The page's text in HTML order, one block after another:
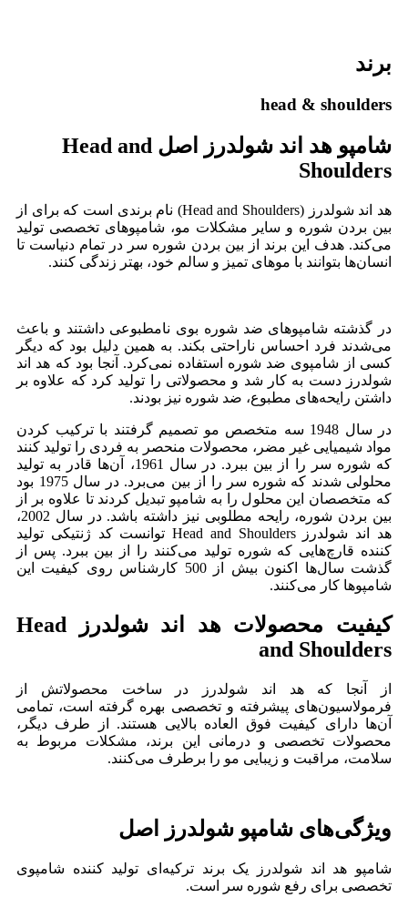
برند
head & shoulders
شامپو هد اند شولدرز اصل Head and
Shoulders
هد اند شولدرز (Head and Shoulders) نام برندی است که برای از
بین بردن شوره و سایر مشکلات مو، شامپوهای تخصصی تولید
می‌کند. هدف این برند از بین بردن شوره سر در تمام دنیاست تا
انسان‌ها بتوانند با موهای تمیز و سالم خود، بهتر زندگی کنند.
در گذشته شامپوهای ضد شوره بوی نامطبوعی داشتند و باعث
می‌شدند فرد احساس ناراحتی بکند. به همین دلیل بود که دیگر
کسی از شامپوی ضد شوره استفاده نمی‌کرد. آنجا بود که هد اند
شولدرز دست به کار شد و محصولاتی را تولید کرد که علاوه بر
داشتن رایحه‌های مطبوع، ضد شوره نیز بودند.
در سال 1948 سه متخصص مو تصمیم گرفتند با ترکیب کردن
مواد شیمیایی غیر مضر، محصولات منحصر به فردی را تولید کنند
که شوره سر را از بین ببرد. در سال 1961، آن‌ها قادر به تولید
محلولی شدند که شوره سر را از بین می‌برد. در سال 1975 بود
که متخصصان این محلول را به شامپو تبدیل کردند تا علاوه بر از
بین بردن شوره، رایحه مطلوبی نیز داشته باشد. در سال 2002،
هد اند شولدرز Head and Shoulders توانست کد ژنتیکی تولید
کننده قارچ‌هایی که شوره تولید می‌کنند را از بین ببرد. پس از
گذشت سال‌ها اکنون بیش از 500 کارشناس روی کیفیت این
شامپوها کار می‌کنند.
کیفیت محصولات هد اند شولدرز Head
and Shoulders
از آنجا که هد اند شولدرز در ساخت محصولاتش از
فرمولاسیون‌های پیشرفته و تخصصی بهره گرفته است، تمامی
آن‌ها دارای کیفیت فوق العاده بالایی هستند. از طرف دیگر،
محصولات تخصصی و درمانی این برند، مشکلات مربوط به
سلامت، مراقبت و زیبایی مو را برطرف می‌کنند.
ویژگی‌های شامپو شولدرز اصل
شامپو هد اند شولدرز یک برند ترکیه‌ای تولید کننده شامپوی
تخصصی برای رفع شوره سر است.